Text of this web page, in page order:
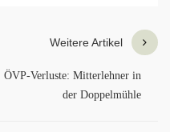
Weitere Artikel
ÖVP-Verluste: Mitterlehner in
der Doppelmühle